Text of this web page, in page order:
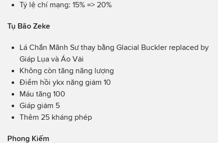
Tỷ lệ chí mạng: 15% => 20%
Tụ Bão Zeke
Lá Chắn Mãnh Sư thay bằng Glacial Buckler replaced by
Giáp Lụa và Áo Vải
Không còn tăng năng lượng
Điểm hồi ykx năng giảm 10
Máu tăng 100
Giáp giảm 5
Thêm 25 kháng phép
Phong Kiếm